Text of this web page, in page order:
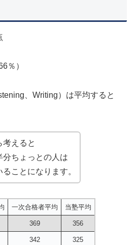
％）
、Writing）は平均すると
考えると
分ちょっとの人は
ことになります。
一次合格者平均 当塾平均
369 356
342 325